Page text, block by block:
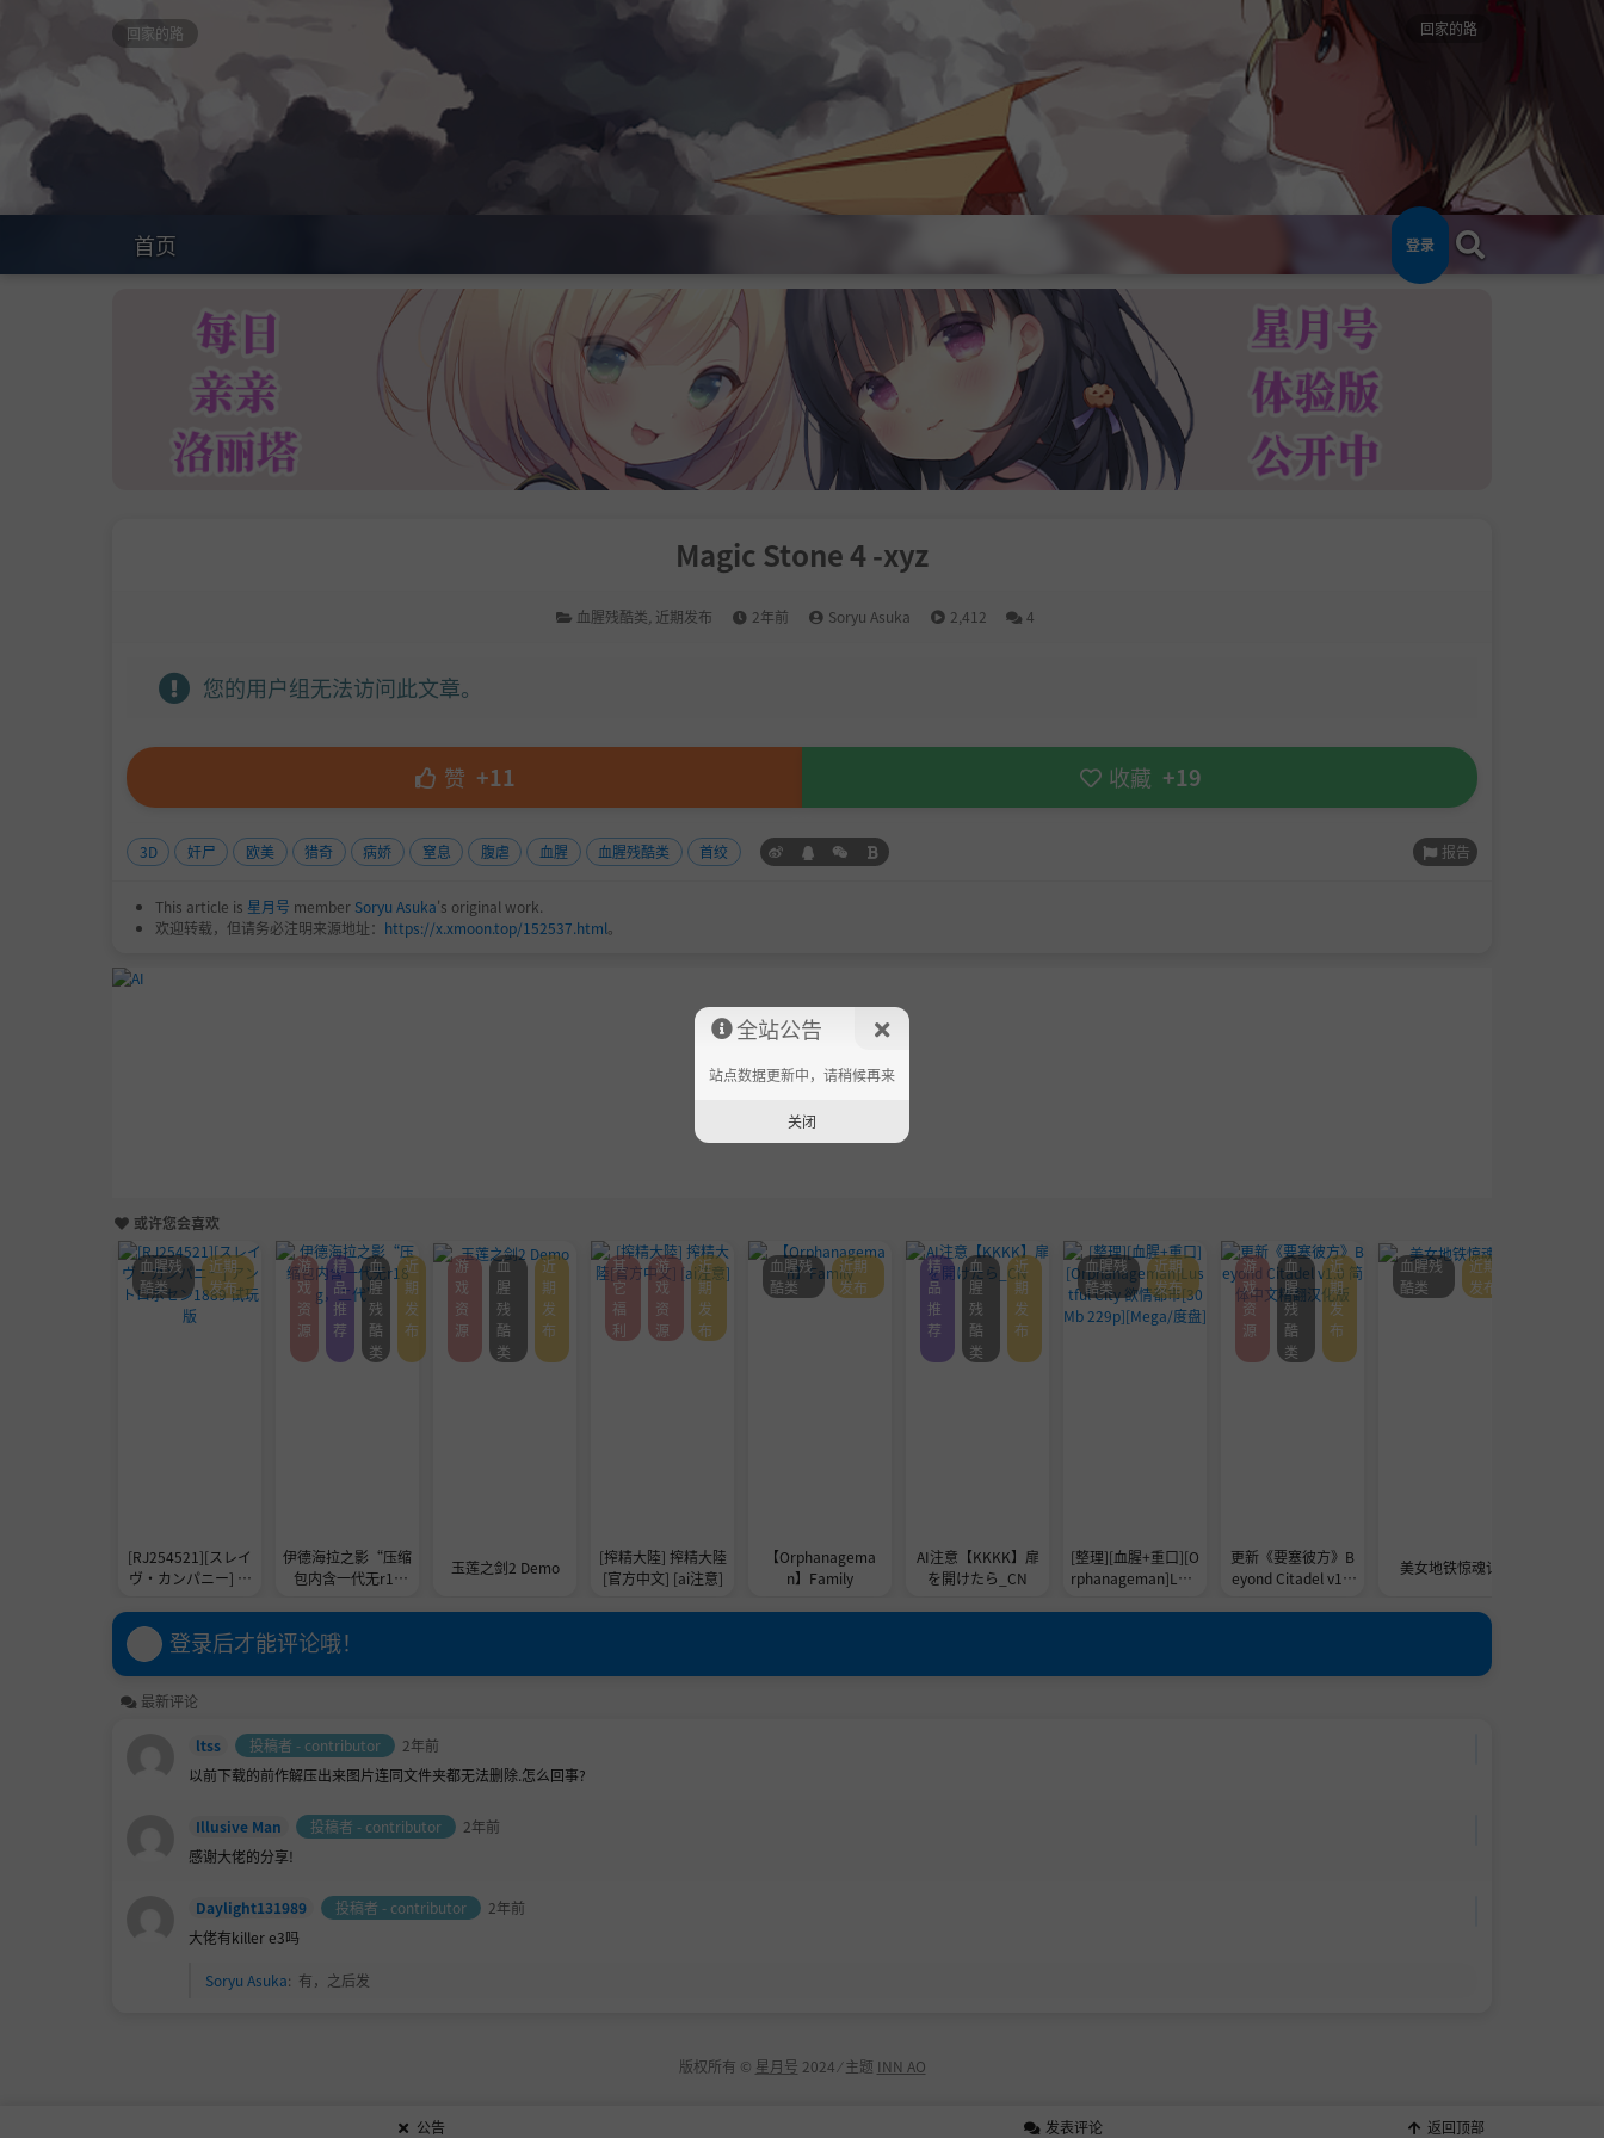
回家的路 回家的路
首页 登录
Magic Stone 4 -xyz
血腥残酷类 近期发布 2年前 Soryu Asuka 2,412 4
您的用户组无法访问此文章。
赞 +11 收藏 +19
3D 奸尸 欧美 猎奇 病娇 窒息 腹虐 血腥 血腥残酷类 首绞 报告
This article is 星月号 member Soryu Asuka's original work.
欢迎转载，但请务必注明来源地址： https://x.xmoon.top/152537.html。
或许您会喜欢
[RJ254521][スレイ
ヴ・カンパニー] ア
血腥残
酷类
近期
发布
伊德海拉之影“压缩
包内含一代无r18
游
戏
资
源
精
品
推
荐
血
腥
残
酷
类
近
期
发
布
玉莲之剑2 Demo
游
戏
资
源
血
腥
残
酷
类
近
期
发
布
[搾精大陸] 搾精大陸
[官方中文] [ai注意]
其
它
福
利
游
戏
资
源
近
期
发
布
【Orphanagema
n】Family
血腥残
酷类
近期
发布
AI注意【KKKK】扉
を開けたら_CN
精
品
推
荐
血
腥
残
酷
类
近
期
发
布
[整理][血腥+重口][O
rphanageman]Lust
血腥残
酷类
近期
发布
更新《要塞彼方》B
eyond Citadel v1.0
游
戏
资
源
血
腥
残
酷
类
近
期
发
布
美女地铁惊魂记
血腥残
酷类
近期
发布
登录后才能评论哦！
最新评论
ltss 投稿者 - contributor
2年前
以前下载的前作解压出来图片连同文件夹都无法删除.怎么回事?
Illusive Man 投稿者 - contributor
2年前
感谢大佬的分享!
Daylight131989 投稿者 - contributor
2年前
大佬有killer e3吗
Soryu Asuka: 有，之后发
版权所有 © 星月号 2024 ⁄ 主题 INN AO
公告 发表评论 返回顶部
全站公告
站点数据更新中，请稍候再来
关闭